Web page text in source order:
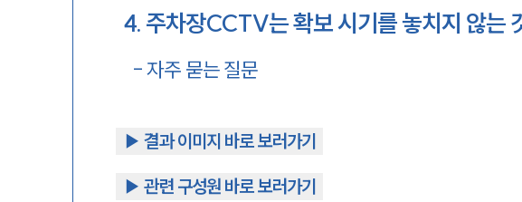
4. 주차장CCTV는 확보 시기를 놓치지 않는
-자주 묻는 질문
▶︎ 결과 이미지 바로 보러가기
▶︎ 관련 구성원 바로 보러가기